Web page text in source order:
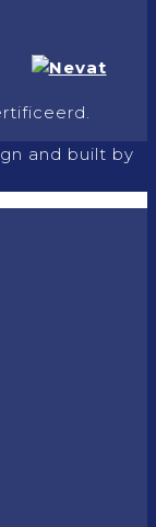
and built by